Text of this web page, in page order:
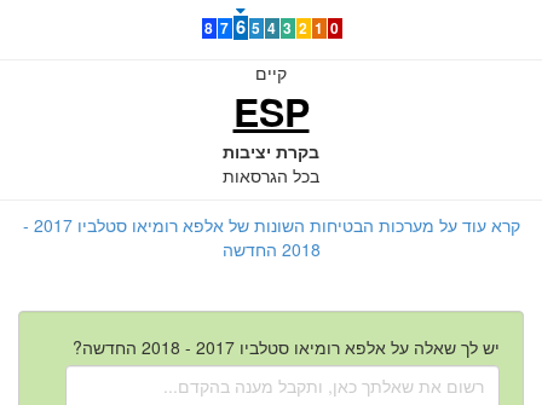
0
1
2
3
4
5
6
7
8
קיים
ESP
בקרת יציבות
בכל הגרסאות
קרא עוד על מערכות הבטיחות השונות של אלפא רומיאו סטלביו 2017 -
2018 החדשה
יש לך שאלה על אלפא רומיאו סטלביו 2017 - 2018 החדשה?